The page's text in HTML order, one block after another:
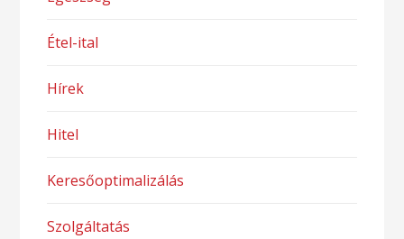
Étel-ital
Hírek
Hitel
Keresőoptimalizálás
Szolgáltatás